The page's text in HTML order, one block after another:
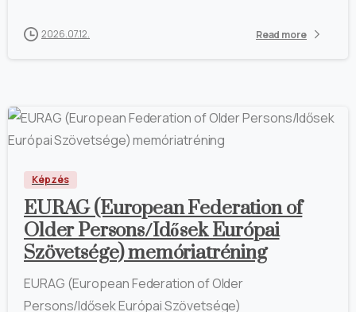
2026.07.12. Read more
Képzés
EURAG (European Federation of
Older Persons/Idősek Európai
Szövetsége) memóriatréning
EURAG (European Federation of Older
Persons/Idősek Európai Szövetsége)